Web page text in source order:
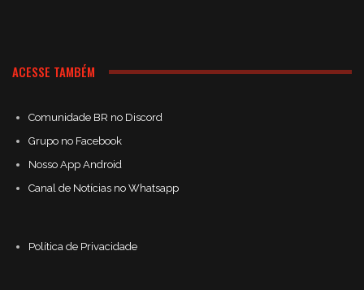
ACESSE TAMBÉM
Comunidade BR no Discord
Grupo no Facebook
Nosso App Android
Canal de Notícias no Whatsapp
Política de Privacidade